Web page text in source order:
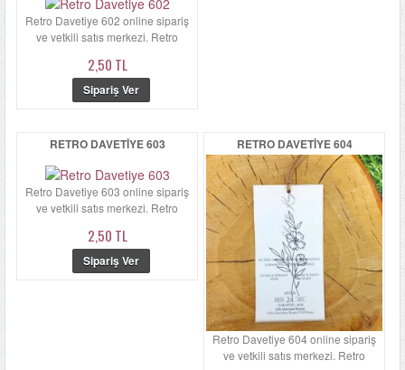
Retro Davetiye 602 online sipariş
ve yetkili satış merkezi. Retro
2,50 TL
RETRO DAVETIYE 603
Retro Davetiye 603 online sipariş
ve yetkili satış merkezi. Retro
2,50 TL
RETRO DAVETIYE 604
Retro Davetiye 604 online sipariş
ve yetkili satış merkezi. Retro